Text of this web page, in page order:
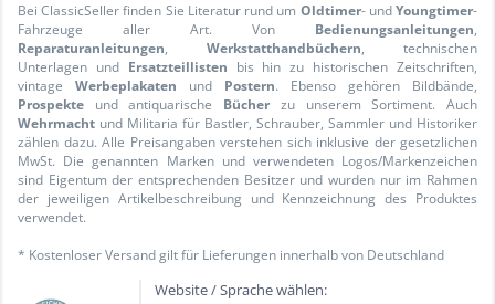
Bei ClassicSeller finden Sie Literatur rund um Oldtimer- undYoungtimer-
Fahrzeuge aller Art. Von Bedienungsanleitungen,
Reparaturanleitungen, Werkstatthandbüchern, technischen
Unterlagen und Ersatzteillisten bis hin zu historischen Zeitschriften,
vintage Werbeplakaten und Postern. Ebenso gehören Bildbände,
Prospekte und antiquarische Bücher zu unserem Sortiment. Auch
Wehrmacht und Militaria für Bastler, Schrauber, Sammler und Historiker
zählen dazu. Alle Preisangaben verstehen sich inklusive der gesetzlichen
MwSt. Die genannten Marken und verwendeten Logos/Markenzeichen
sind Eigentum der entsprechenden Besitzer und wurden nur im Rahmen
der jeweiligen Artikelbeschreibung und Kennzeichnung des Produktes
verwendet.
* Kostenloser Versand gilt für Lieferungen innerhalb von Deutschland
Website / Sprache wählen: